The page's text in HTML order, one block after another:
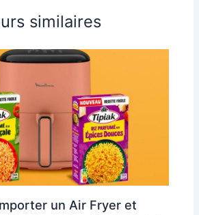
similaires
un Air Fryer et